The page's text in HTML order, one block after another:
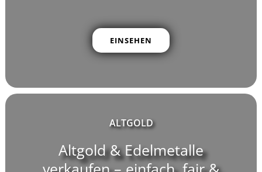
EINSEHEN
ALTGOLD
Altgold & Edelmetalle